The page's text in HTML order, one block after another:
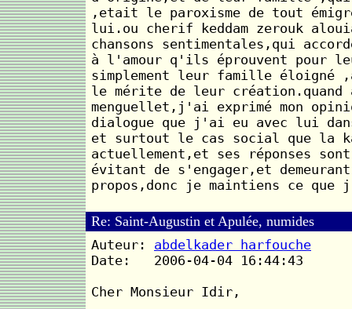
,etait le paroxisme de tout
lui.ou cherif keddam zerouk
chansons sentimentales,qui
à l'amour q'ils éprouvent pour
simplement leur famille éloigné
le mérite de leur
menguellet,j'ai exprimé mon
dialogue que j'ai eu avec lui
et surtout le cas social que la
actuellement,et ses réponses
évitant de s'engager,et
propos,donc je maintiens ce
Re: Saint-Augustin et Apulée, numides
Auteur: abdelkader harfouche
Date: 2006-04-04 16:44:43
Cher Monsieur Idir,